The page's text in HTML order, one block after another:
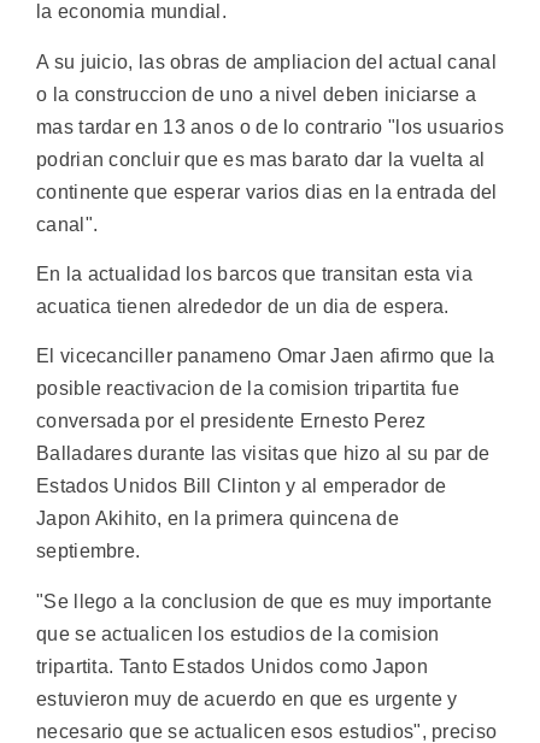
la economia mundial.
A su juicio, las obras de ampliacion del actual canal
o la construccion de uno a nivel deben iniciarse a
mas tardar en 13 anos o de lo contrario "los usuarios
podrian concluir que es mas barato dar la vuelta al
continente que esperar varios dias en la entrada del
canal".
En la actualidad los barcos que transitan esta via
acuatica tienen alrededor de un dia de espera.
El vicecanciller panameno Omar Jaen afirmo que la
posible reactivacion de la comision tripartita fue
conversada por el presidente Ernesto Perez
Balladares durante las visitas que hizo al su par de
Estados Unidos Bill Clinton y al emperador de
Japon Akihito, en la primera quincena de
septiembre.
"Se llego a la conclusion de que es muy importante
que se actualicen los estudios de la comision
tripartita. Tanto Estados Unidos como Japon
estuvieron muy de acuerdo en que es urgente y
necesario que se actualicen esos estudios", preciso